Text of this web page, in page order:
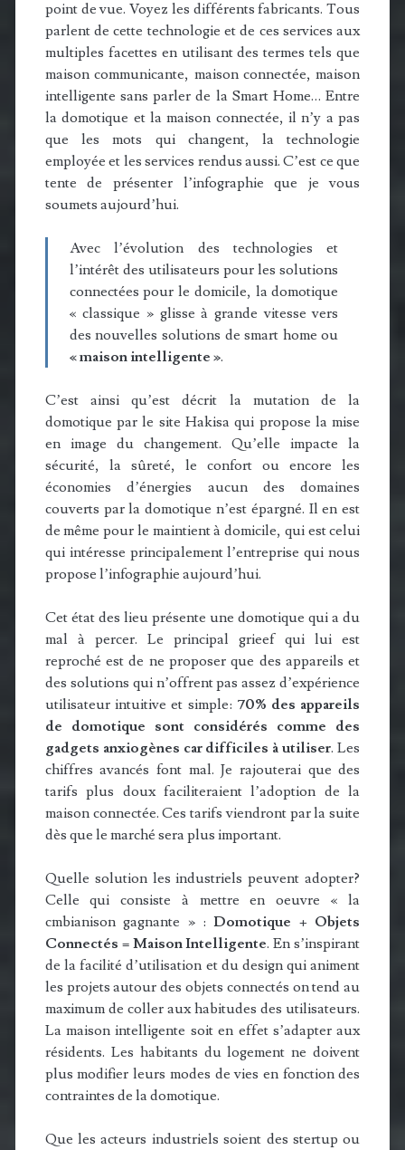
point de vue. Voyez les différents fabricants. Tous
parlent de cette technologie et de ces services aux
multiples facettes en utilisant des termes tels que
maison communicante, maison connectée, maison
intelligente sans parler de la Smart Home… Entre
la domotique et la maison connectée, il n’y a pas
que les mots qui changent, la technologie
employée et les services rendus aussi. C’est ce que
tente de présenter l’infographie que je vous
soumets aujourd’hui.
Avec l’évolution des technologies et
l’intérêt des utilisateurs pour les solutions
connectées pour le domicile, la domotique
« classique » glisse à grande vitesse vers
des nouvelles solutions de smart home ou
« maison intelligente ».
C’est ainsi qu’est décrit la mutation de la
domotique par le site Hakisa qui propose la mise
en image du changement. Qu’elle impacte la
sécurité, la sûreté, le confort ou encore les
économies d’énergies aucun des domaines
couverts par la domotique n’est épargné. Il en est
de même pour le maintient à domicile, qui est celui
qui intéresse principalement l’entreprise qui nous
propose l’infographie aujourd’hui.
Cet état des lieu présente une domotique qui a du
mal à percer. Le principal grieef qui lui est
reproché est de ne proposer que des appareils et
des solutions qui n’offrent pas assez d’expérience
utilisateur intuitive et simple: 70% des appareils
de domotique sont considérés comme des
gadgets anxiogènes car difficiles à utiliser. Les
chiffres avancés font mal. Je rajouterai que des
tarifs plus doux faciliteraient l’adoption de la
maison connectée. Ces tarifs viendront par la suite
dès que le marché sera plus important.
Quelle solution les industriels peuvent adopter?
Celle qui consiste à mettre en oeuvre « la
cmbianison gagnante » :Domotique + Objets
Connectés = Maison Intelligente. En s’inspirant
de la facilité d’utilisation et du design qui animent
les projets autour des objets connectés on tend au
maximum de coller aux habitudes des utilisateurs.
La maison intelligente soit en effet s’adapter aux
résidents. Les habitants du logement ne doivent
plus modifier leurs modes de vies en fonction des
contraintes de la domotique.
Que les acteurs industriels soient des stertup ou